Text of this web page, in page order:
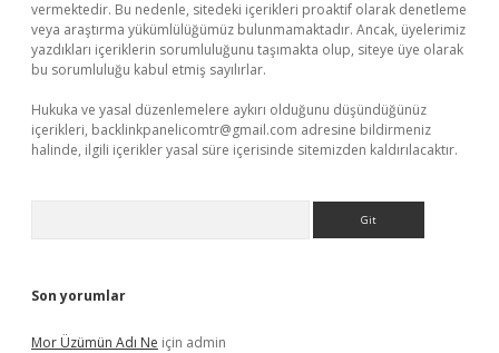
vermektedir. Bu nedenle, sitedeki içerikleri proaktif olarak denetleme
veya araştırma yükümlülüğümüz bulunmamaktadır. Ancak, üyelerimiz
yazdıkları içeriklerin sorumluluğunu taşımakta olup, siteye üye olarak
bu sorumluluğu kabul etmiş sayılırlar.
Hukuka ve yasal düzenlemelere aykırı olduğunu düşündüğünüz
içerikleri, backlinkpanelicomtr@gmail.com adresine bildirmeniz
halinde, ilgili içerikler yasal süre içerisinde sitemizden kaldırılacaktır.
Son yorumlar
Mor Üzümün Adı Ne için admin